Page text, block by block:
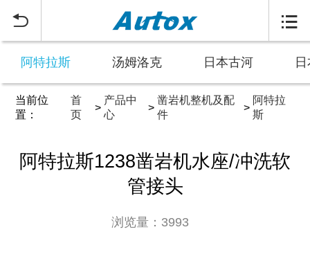
 
阿特拉斯 汤姆洛克 日本古河
当前位
置：
首
页
>
产品中
心
>
凿岩机整机及配
件
>
阿特拉
斯
阿特拉斯1238凿岩机水座/冲洗软
管接头
浏览量：3993